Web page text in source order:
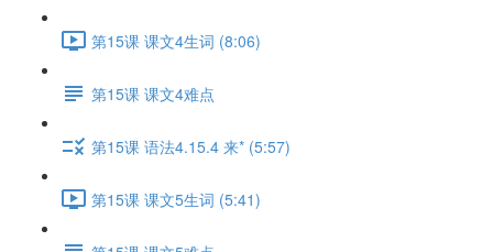
第15课 课文4生词 (8:06)
第15课 课文4难点
第15课 语法4.15.4 来* (5:57)
第15课 课文5生词 (5:41)